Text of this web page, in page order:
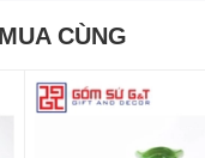
CÙNG